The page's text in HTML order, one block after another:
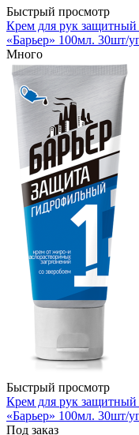
Быстрый просмотр
Крем для рук защитный
«Барьер» 100мл. 30шт/
Много
Быстрый просмотр
Крем для рук защитный
«Барьер» 100мл. 30шт/
Под заказ